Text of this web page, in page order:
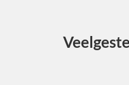
Veel